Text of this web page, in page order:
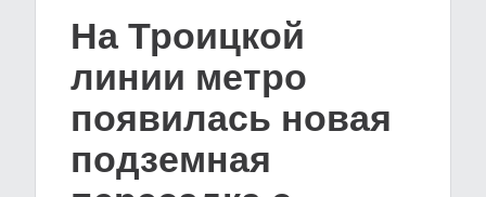
На Троицкой
линии метро
появилась новая
подземная